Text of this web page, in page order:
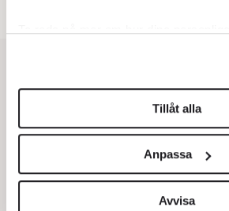
Du kan ändra eller dra tillbaka ditt
helst från cookie-förklaringen.
Vi använder enhetsidentifierare för att
för sociala medier och analysera vår
vidarebefordrar även sådana
information från din enhet till de
Tillåt alla
Anpassa
Avvisa